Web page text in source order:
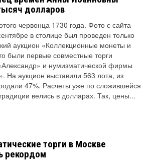
долларов
червонца 1730 года. Фото с сайта
в столице был проведен только
аукцион «Коллекционные монеты и
были первые совместные торги
и нумизматической фирмы
На аукцион выставили 563 лота, из
47%. Расчеты уже по сложившейся
велись в долларах. Так, цены...
торги в Москве
рекордом